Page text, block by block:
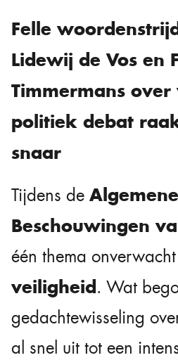
Felle
Lidewij de Vos en
Timmermans
politiek debat
snaar
Tijdens de
Beschouwingen
één thema
veiligheid. Wat
gedachtewisseling
al snel uit tot een